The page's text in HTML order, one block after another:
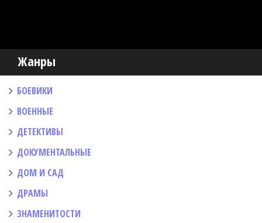
Жанры
БОЕВИКИ
ВОЕННЫЕ
ДЕТЕКТИВЫ
ДОКУМЕНТАЛЬНЫЕ
ДОМ И САД
ДРАМЫ
ЗНАМЕНИТОСТИ